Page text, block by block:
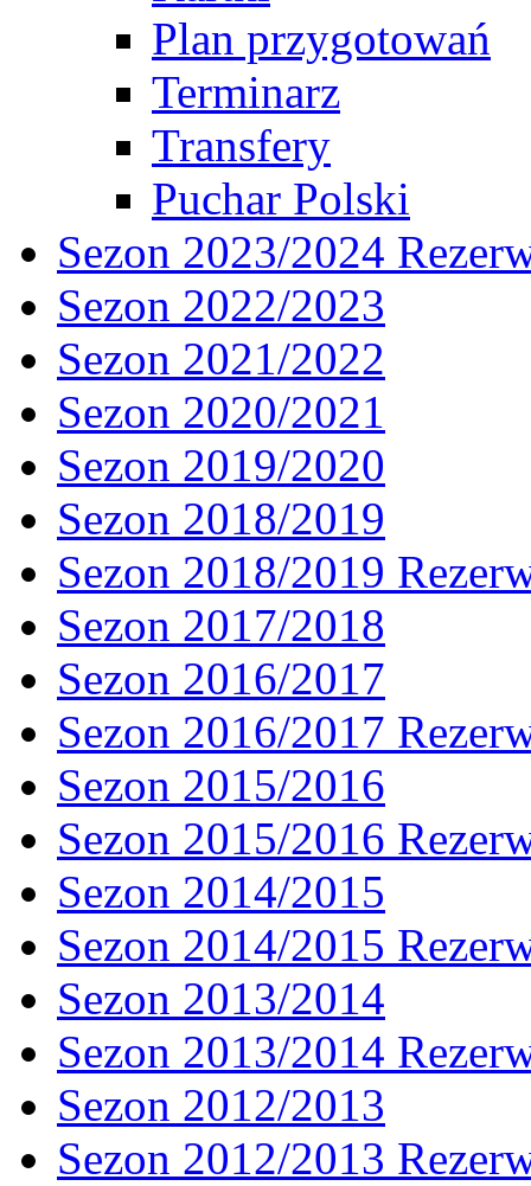
Plan przygotowań
Terminarz
Transfery
Puchar Polski
Sezon 2023/2024
Sezon 2022/2023
Sezon 2021/2022
Sezon 2020/2021
Sezon 2019/2020
Sezon 2018/2019
Sezon 2018/2019
Sezon 2017/2018
Sezon 2016/2017
Sezon 2016/2017
Sezon 2015/2016
Sezon 2015/2016
Sezon 2014/2015
Sezon 2014/2015
Sezon 2013/2014
Sezon 2013/2014
Sezon 2012/2013
Sezon 2012/2013